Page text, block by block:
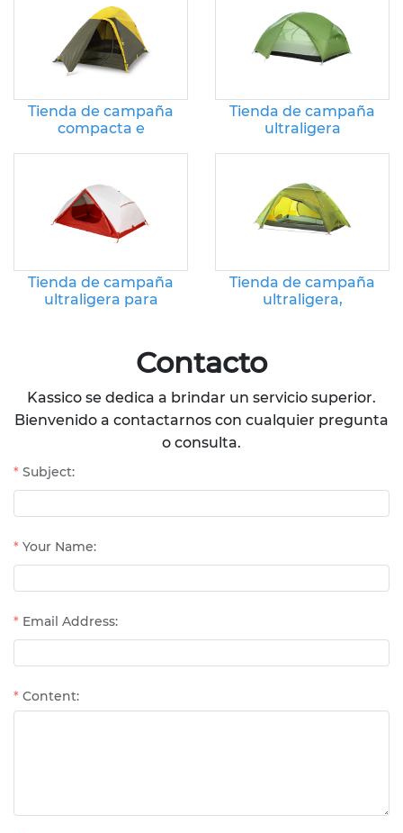
Tienda de campaña
compacta e
Tienda de campaña
ultraligera
estaciones
Tienda de campaña
ultraligera para
impermeable
Tienda de campaña
ultraligera,
para senderismo y
montañismo.
Contacto
Kassico se dedica a brindar un servicio superior.
Bienvenido a contactarnos con cualquier pregunta
o consulta.
Subject:
Your Name:
Email Address:
Content: